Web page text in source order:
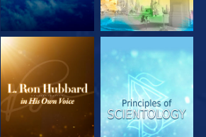
VERKEN DE SERIE VERKEN DE SERIE